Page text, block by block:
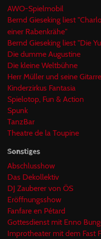
AWO-Spielmobil
Bernd Gieseking liest
einer Rabenkrähe"
Bernd Gieseking liest "Die
Die dumme Augustine
Die kleine Weltbühne
Herr Müller und seine Gitarre
Kinderzirkus Fantasia
Spielotop, Fun & Action
Spunk
TanzBar
Theatre de la Toupine
Sonstiges
Abschlusshow
Das Dekollektiv
DJ Zauberer von ÖS
Eröffnungsshow
Fanfare en Pétard
Gottesdienst mit Enno
Improtheater mit dem Fast